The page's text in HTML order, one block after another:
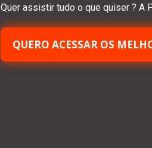
Quer assistir tudo o que quiser ? A
QUERO ACESSAR OS